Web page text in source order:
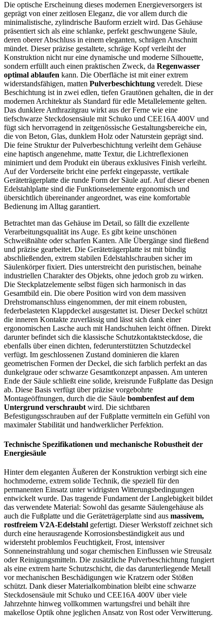
Die optische Erscheinung dieses modernen Energieversorgers ist
geprägt von einer zeitlosen Eleganz, die vor allem durch die
minimalistische, zylindrische Bauform erzielt wird. Das Gehäuse
präsentiert sich als eine schlanke, perfekt geschwungene Säule,
deren oberer Abschluss in einem eleganten, schrägen Anschnitt
mündet. Dieser präzise gestaltete, schräge Kopf verleiht der
Konstruktion nicht nur eine dynamische und moderne Silhouette,
sondern erfüllt auch einen praktischen Zweck, da Regenwasser
optimal ablaufen kann. Die Oberfläche ist mit einer extrem
widerstandsfähigen, matten Pulverbeschichtung veredelt. Diese
Beschichtung ist in zwei edlen, tiefen Grautönen gehalten, die in der
modernen Architektur als Standard für edle Metallelemente gelten.
Das dunklere Anthrazitgrau wirkt aus der Ferne wie eine
tiefschwarze Steckdosensäule mit Schuko und CEE16A 400V und
fügt sich hervorragend in zeitgenössische Gestaltungsbereiche ein,
die von Beton, Glas, dunklem Holz oder Naturstein geprägt sind.
Die feine Struktur der Pulverbeschichtung verleiht dem Gehäuse
eine haptisch angenehme, matte Textur, die Lichtreflexionen
minimiert und dem Produkt ein überaus exklusives Finish verleiht.
Auf der Vorderseite bricht eine perfekt eingepasste, vertikale
Geräteträgerplatte die runde Form der Säule auf. Auf dieser ebenen
Edelstahlplatte sind die Funktionselemente ergonomisch und
übersichtlich übereinander angeordnet, was eine komfortable
Bedienung im Alltag garantiert.
Betrachtet man das Gehäuse im Detail, so fällt die exzellente
Verarbeitungsqualität ins Auge. Es gibt keine unschönen
Schweißnähte oder scharfen Kanten. Alle Übergänge sind fließend
und präzise gearbeitet. Die Geräteträgerplatte ist mit bündig
abschließenden, extrem stabilen Edelstahlschrauben sicher im
Säulenkörper fixiert. Dies unterstreicht den puristischen, beinahe
industriellen Charakter des Objekts, ohne jedoch grob zu wirken.
Die Steckplatzelemente selbst fügen sich harmonisch in das
Gesamtbild ein. Die obere Position wird von dem massiven
Drehstromanschluss eingenommen, der mit einem robusten,
federbelasteten Klappdeckel ausgestattet ist. Dieser Deckel schützt
die inneren Kontakte zuverlässig und lässt sich dank einer
ergonomischen Lasche auch mit Handschuhen leicht öffnen. Direkt
darunter befindet sich die klassische Schutzkontaktsteckdose, die
ebenfalls über einen dichten, federunterstützten Schutzdeckel
verfügt. Im geschlossenen Zustand dominieren die klaren
geometrischen Formen der Deckel, die sich farblich perfekt an das
dunkelgraue oder schwarze Gesamtkonzept anpassen. Am unteren
Ende der Säule schließt eine solide, kreisrunde Fußplatte das Design
ab. Diese Basis verfügt über präzise vorgebohrte
Montageöffnungen, durch die die Säule bombenfest auf dem
Untergrund verschraubt wird. Die sichtbaren
Befestigungsschrauben auf der Fußplatte vermitteln ein Gefühl von
maximaler Stabilität und handwerklicher Perfektion.
Technische Spezifikationen und mechanische Robustheit der
Energiesäule
Hinter dem eleganten Äußeren der Konstruktion verbirgt sich eine
hochmoderne, extrem solide Technik, die speziell für den
permanenten Einsatz unter widrigsten Witterungsbedingungen
entwickelt wurde. Das tragende Fundament der Langlebigkeit bildet
das verwendete Material: Sowohl das gesamte Säulengehäuse als
auch die Fußplatte und die Geräteträgerplatte sind aus massivem,
rostfreiem V2A-Edelstahl gefertigt. Dieser Werkstoff zeichnet sich
durch eine herausragende Korrosionsbeständigkeit aus und
widersteht problemlos Feuchtigkeit, Frost, intensiver
Sonneneinstrahlung und sogar chemischen Einflussen wie Streusalz
oder Reinigungsmitteln. Die zusätzliche Pulverbeschichtung fungiert
als eine extrem harte Schutzschicht, die das darunterliegende Metall
vor mechanischen Beschädigungen wie Kratzern oder Stößen
schützt. Dank dieser Materialkombination bleibt eine schwarze
Steckdosensäule mit Schuko und CEE16A 400V über viele
Jahrzehnte hinweg vollkommen wartungsfrei und behält ihre
makellose Optik ohne jeglichen Ansatz von Rost oder Verwitterung.